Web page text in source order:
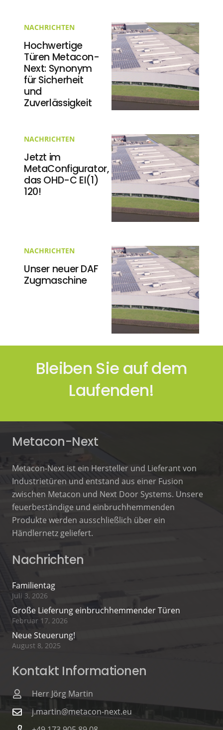
NACHRICHTEN
Hochwertige
Türen Metacon-
Next: Synonym
für Sicherheit
und
Zuverlässigkeit
NACHRICHTEN
Jetzt im
MetaConfigurator,
das OHD-C EI(1)
120!
NACHRICHTEN
Unser neuer DAF
Zugmaschine
Bleiben Sie auf dem
Laufenden!
Metacon-Next
Metacon-Next ist ein Hersteller und Lieferant von
Industrietüren und entstand aus einer Fusion
zwischen Metacon und Next Door Systems. Unsere
feuerbeständige und einbruchhemmenden
Produkte werden ausschließlich über ein
Händlernetz geliefert.
Nachrichten
Familientag
Juli 3, 2026
Große Lieferung einbruchhemmender Türen
Februar 17, 2026
Neue Steuerung!
August 8, 2025
Kontakt Informationen
Herr Jörg Martin
j.martin@metacon-next.eu